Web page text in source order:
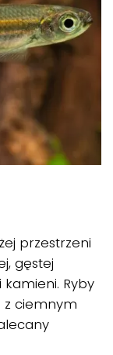
przestrzeni
gęstej
Ryby
z ciemnym